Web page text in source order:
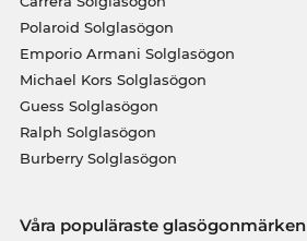
Polaroid Solglasögon
Emporio Armani Solglasögon
Michael Kors Solglasögon
Guess Solglasögon
Ralph Solglasögon
Burberry Solglasögon
Våra populäraste glasögonmärken